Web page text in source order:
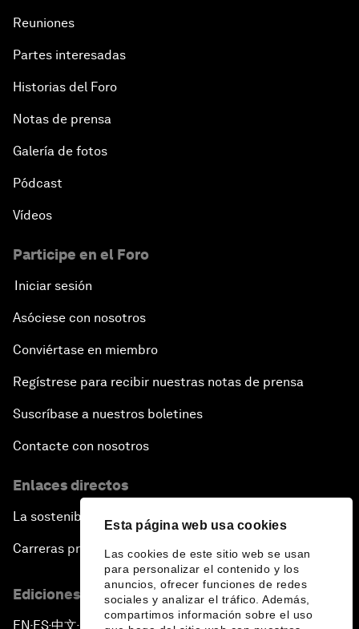
Esta página web usa cookies
Las cookies de este sitio web se usan
para personalizar el contenido y los
anuncios, ofrecer funciones de redes
sociales y analizar el tráfico. Además,
compartimos información sobre el uso
Reuniones
Partes interesadas
Historias del Foro
Notas de prensa
Galería de fotos
Pódcast
Vídeos
Participe en el Foro
Iniciar sesión
Asóciese con nosotros
Conviértase en miembro
Regístrese para recibir nuestras notas de prensa
Suscríbase a nuestros boletines
Contacte con nosotros
Enlaces directos
La sostenibilidad en el Foro
Carreras profesionales
Ediciones en otros idiomas
EN ▪ ES▪中文▪ 日本語